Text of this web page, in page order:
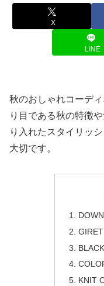
X
LINE
秋のおしゃれコーデ
り目である秋の特徴
り入れたスタイリッ
大切です。
GIRET
KNIT